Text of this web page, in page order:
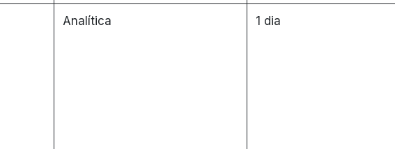
Analítica 1 dia